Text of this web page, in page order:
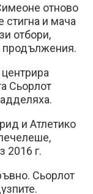
отново
стигна и мача
отбори,
продължения.
Сьорлот
и Атлетико
2016 г.
Сьорлот